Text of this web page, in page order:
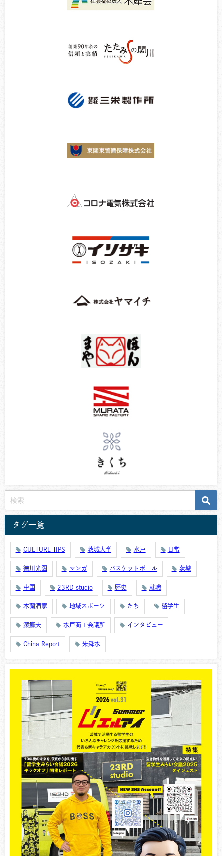
タグ一覧
CULTURE TIPS 茨城大学 水戸 日常
徳川光圀 マンガ バスケットボール 茨城
中国 23RD studio 歴史 就職
木蘭酒家 地域スポーツ たち 留学生
潔癖夫 水戸商工会議所 インタビュー
China Report 朱舜水